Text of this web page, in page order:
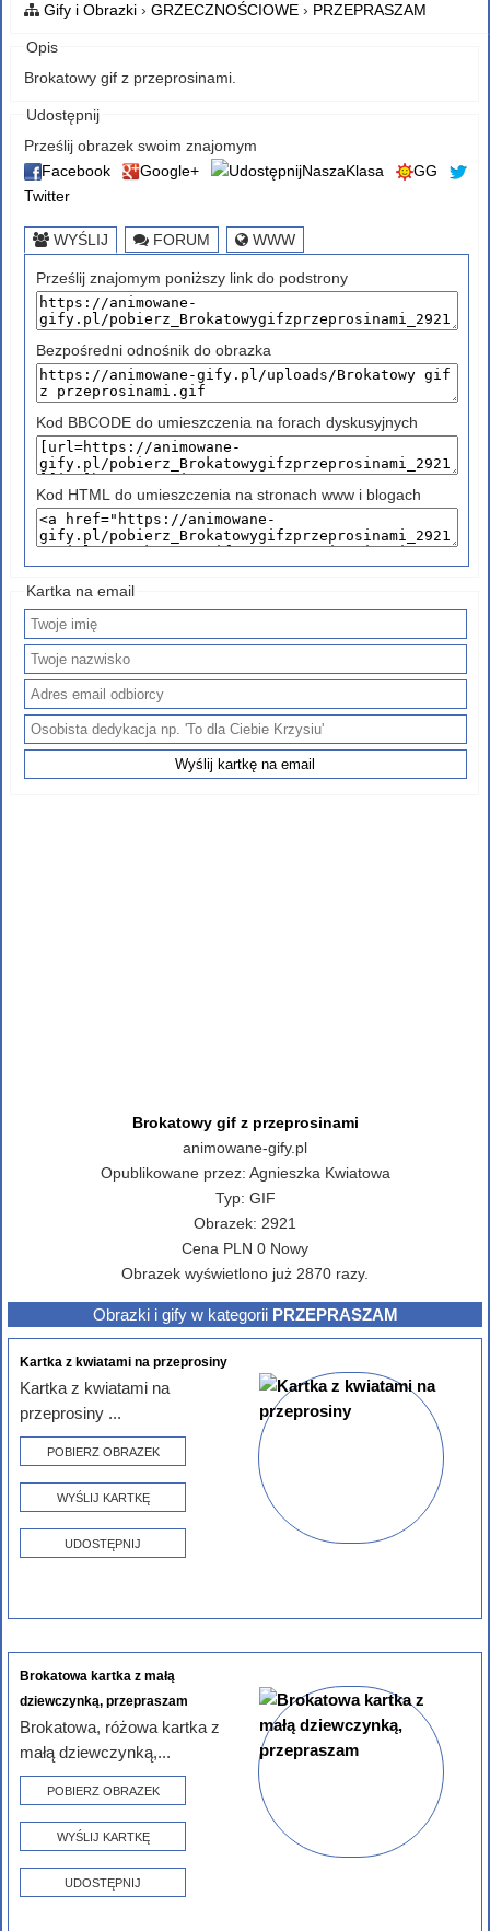
Gify i Obrazki› GRZECZNOŚCIOWE › PRZEPRASZAM
Opis
Brokatowy gif z przeprosinami.
Udostępnij
Prześlij obrazek swoim znajomym
Facebook
Google+ NaszaKlasa
GG
Twitter
WYŚLIJ FORUM WWW
Prześlij znajomym poniższy link do podstrony
Bezpośredni odnośnik do obrazka
Kod BBCODE do umieszczenia na forach dyskusyjnych
Kod HTML do umieszczenia na stronach www i blogach
Kartka na email
Brokatowy gif z przeprosinami
animowane-gify.pl
Opublikowane przez: Agnieszka Kwiatowa
Typ: GIF
Obrazek: 2921
Cena PLN 0 Nowy
Obrazek wyświetlono już 2870 razy.
Obrazki i gify w kategorii PRZEPRASZAM
Kartka z kwiatami na przeprosiny
Kartka z kwiatami na
przeprosiny ...
POBIERZ OBRAZEK
WYŚLIJ KARTKĘ
UDOSTĘPNIJ
Brokatowa kartka z małą
dziewczynką, przepraszam
Brokatowa, różowa kartka z
małą dziewczynką,...
POBIERZ OBRAZEK
WYŚLIJ KARTKĘ
UDOSTĘPNIJ